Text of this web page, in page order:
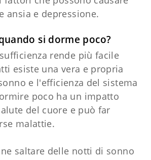
ansia e depressione.
si dorme poco?
rende più facile
esiste una vera e propria
e l'efficienza del sistema
poco ha un impatto
del cuore e può far
malattie.
saltare delle notti di sonno